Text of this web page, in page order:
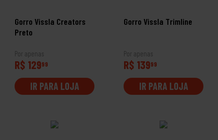
Gorro Vissla Creators
Preto
Por apenas
R$ 12999
IR PARA LOJA
Gorro Vissla Trimline
Por apenas
R$ 13999
IR PARA LOJA